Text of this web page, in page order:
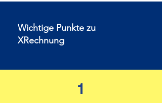
1
Wichtige Punkte zu
XRechnung